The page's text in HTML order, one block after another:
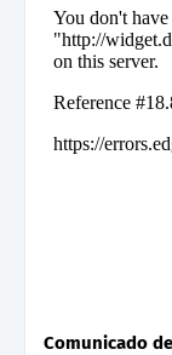
Comunicado